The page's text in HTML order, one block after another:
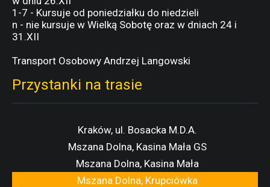
1-7 - Kursuje od poniedziałku do niedzieli
n - nie kursuje w Wielką Sobotę oraz w dniach 24 i
31.XII
Transport Osobowy Andrzej Langowski
Przystanki na trasie
Kraków, ul. Bosacka M.D.A.
Mszana Dolna, Kasina Mała GS
Mszana Dolna, Kasina Mała
Mszana Dolna, Krupciówka